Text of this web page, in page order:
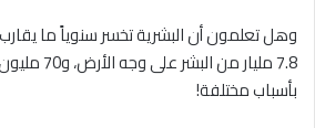
7.8 مليار من
بأسباب مختلفة!